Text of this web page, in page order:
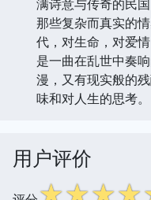
满诗意与传奇的民
那些复杂而真实的
代，对生命，对爱
是一曲在乱世中奏
漫，又有现实般的
味和对人生的思考。
用户评价